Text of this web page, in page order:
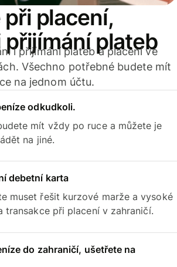
placení,
přijímání plateb
i přijímání plateb a placení ve
Všechno potřebné budete mít
na jednom účtu.
odkudkoli.
mít vždy po ruce a můžete je
na jiné.
debetní karta
muset řešit kurzové marže a vysoké
transakce při placení v zahraničí.
do zahraničí, ušetřete na